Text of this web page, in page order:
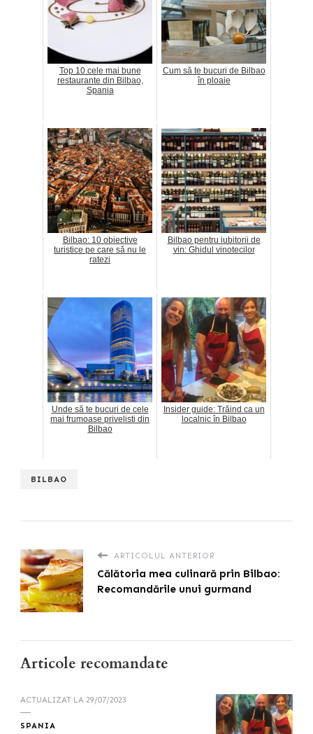
Top 10 cele mai bune
restaurante din Bilbao,
Spania
Cum să te bucuri de Bilbao
în ploaie
Bilbao: 10 obiective
turistice pe care să nu le
ratezi
Bilbao pentru iubitorii de
vin: Ghidul vinotecilor
Unde să te bucuri de cele
mai frumoase privelisti din
Bilbao
Insider guide: Trăind ca un
localnic în Bilbao
BILBAO
ARTICOLUL ANTERIOR
Călătoria mea culinară prin Bilbao:
Recomandările unui gurmand
Articole recomandate
ACTUALIZAT LA 29/07/2023
SPANIA